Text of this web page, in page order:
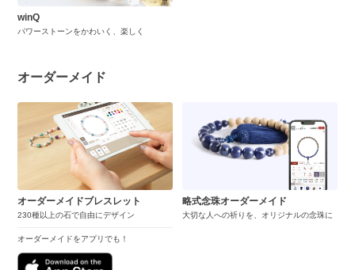
winQ
パワーストーンをかわいく、楽しく
オーダーメイド
オーダーメイドブレスレット
230種以上の石で自由にデザイン
オーダーメイドをアプリでも！
略式念珠オーダーメイド
大切な人への祈りを、オリジナルの念珠に